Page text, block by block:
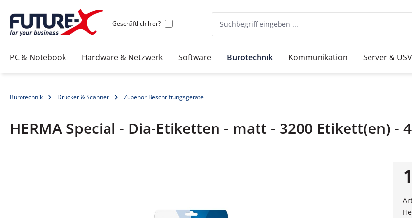
Geschäftlich hier?
PC & Notebook Hardware & Netzwerk Software Bürotechnik Kommunikation Server & USV
Bürotechnik Drucker & Scanner Zubehör Beschriftungsgeräte
HERMA Special - Dia-Etiketten - matt - 3200 Etikett(en) -